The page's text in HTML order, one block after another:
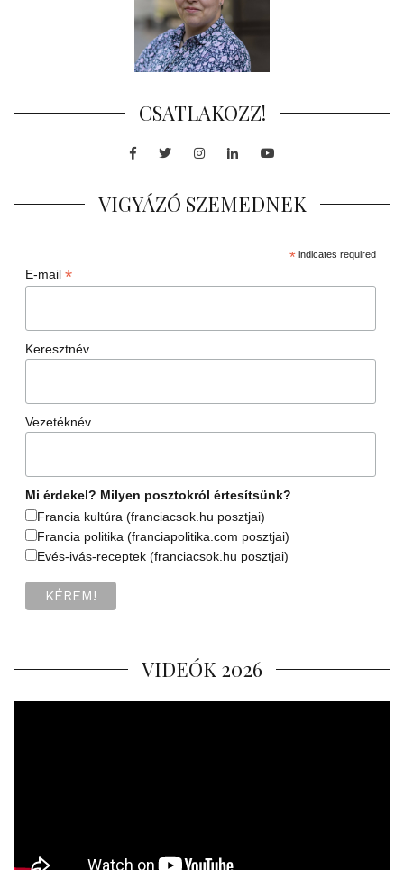
CSATLAKOZZ!
Facebook
TwitterInstagram
LinkedInYoutube
VIGYÁZÓ SZEMEDNEK
*indicates required
E-mail *
Keresztnév
Vezetéknév
Mi érdekel? Milyen posztokról értesítsünk?
Francia kultúra (franciacsok.hu posztjai)
Francia politika (franciapolitika.com posztjai)
Evés-ivás-receptek (franciacsok.hu posztjai)
VIDEÓK 2026